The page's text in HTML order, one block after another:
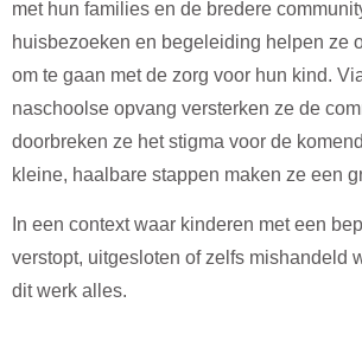
met hun families en de bredere
huisbezoeken en begeleiding helpen ze
om te gaan met de zorg voor hun kind.
naschoolse opvang versterken ze de
doorbreken ze het stigma voor de
kleine, haalbare stappen maken ze een
In een context waar kinderen met een
verstopt, uitgesloten of zelfs mishandeld
dit werk alles.